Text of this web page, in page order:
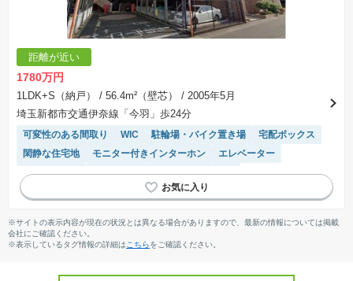
距離が近い
1780万円
1LDK+S（納戸） / 56.4m²（壁芯）
/ 2005年5月
埼玉新都市交通伊奈線「今羽」歩24分
可変性のある間取り WIC 駐輪場・バイク置き場
宅配ボックス
閑静な住宅地
モニター付きインターホン
エレベーター
対面キッチン
ペット相談
駐車場(普通車)あり
システムキッチン
陽当り良好
※サイトの表示内容が現在の状況とは異なる場合がありますので、最新の情報については掲載
会社にご確認ください。
※表示しているタグ情報の詳細は こちらをご確認ください。